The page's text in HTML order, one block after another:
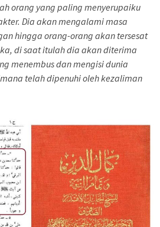
orang yang paling menyerupaiku
Dia akan mengalami masa
hingga orang-orang akan tersesat
di saat itulah dia akan diterima
menembus dan mengisi dunia
telah dipenuhi oleh kezaliman